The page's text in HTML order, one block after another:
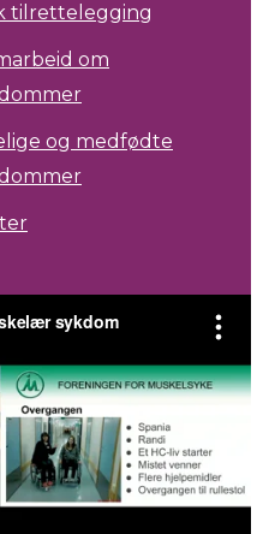
tilrettelegging
om
og medfødte